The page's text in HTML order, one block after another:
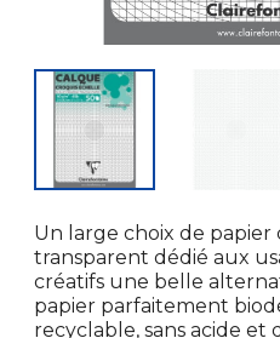
Un large choix de
transparent dédié aux
créatifs une belle
papier parfaitement
recyclable, sans acide et